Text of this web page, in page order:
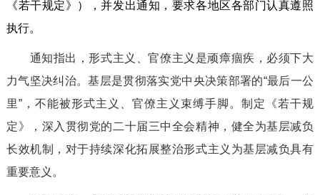
《若干规定》），并发出通知，要求各地区各部门认真遵照
执行。
通知指出，形式主义、官僚主义是顽瘴痼疾，必须下大
力气坚决纠治。基层是贯彻落实党中央决策部署的“最后一公
里”，不能被形式主义、官僚主义束缚手脚。制定《若干规
定》，深入贯彻党的二十届三中全会精神，健全为基层减负
长效机制，对于持续深化拓展整治形式主义为基层减负具有
重要意义。